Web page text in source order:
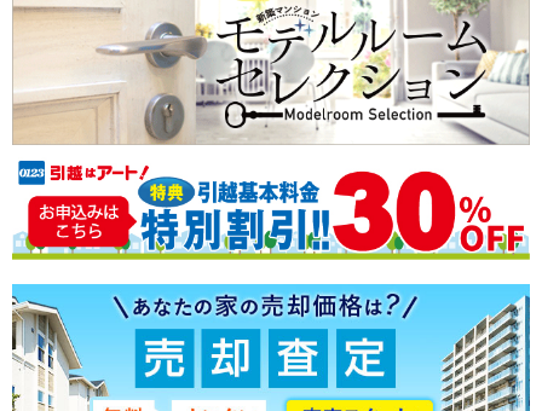
京成千葉線
京成千葉線すべての駅（11）
千葉中央（6）
京成千原線
京成千原線すべての駅（8）
千葉寺
千葉都市モノレール
小さい子供がいても安心
子育てにやさしい環境
ショッピングセンター至近
ペット可